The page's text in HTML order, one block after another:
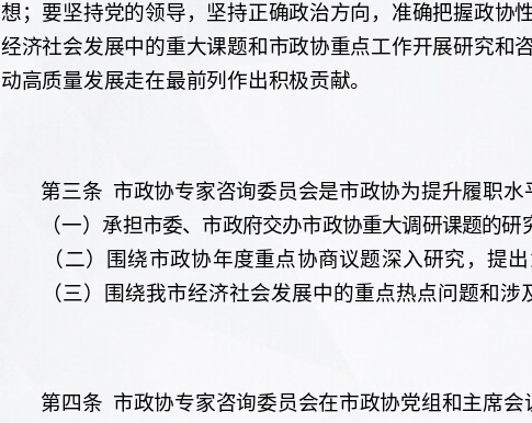
想；要坚持党的领导，坚持正确政治方向，准确把握政协
经济社会发展中的重大课题和市政协重点工作开展研究和
动高质量发展走在最前列作出积极贡献。
第三条 市政协专家咨询委员会是市政协为提升履职
（一） 承担市委、市政府交办市政协重大调研课题的研
（二）围绕市政协年度重点协商议题深入研究，提出
（三）围绕我市经济社会发展中的重点热点问题和
第四条 市政协专家咨询委员会在市政协党组和主席会